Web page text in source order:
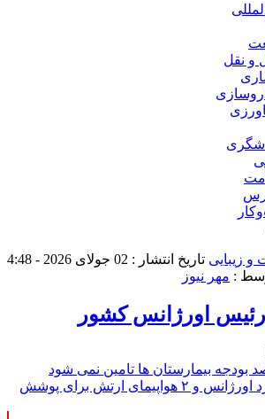
و نقل
زیبایی
تاریخ انتشار : 02 جولای 2026 - 4:48
: مهر نیوز
اورژانس کشور
استقرار ۷ بالگرد اورژانس و ۲ هواپیمای ارتش برای پوشش